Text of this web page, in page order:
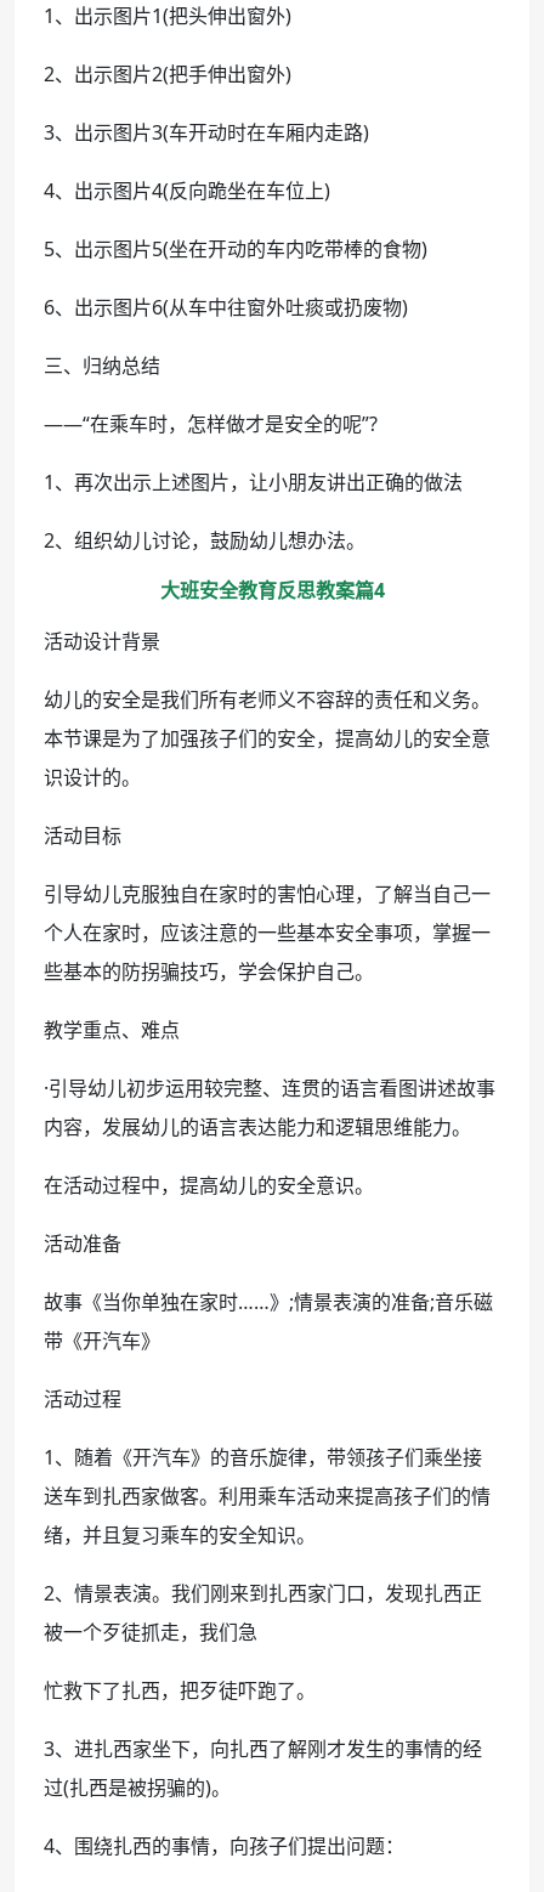
1、出示图片1(把头伸出窗外)
2、出示图片2(把手伸出窗外)
3、出示图片3(车开动时在车厢内走路)
4、出示图片4(反向跪坐在车位上)
5、出示图片5(坐在开动的车内吃带棒的食物)
6、出示图片6(从车中往窗外吐痰或扔废物)
三、归纳总结
——“在乘车时，怎样做才是安全的呢”?
1、再次出示上述图片，让小朋友讲出正确的做法
2、组织幼儿讨论，鼓励幼儿想办法。
大班安全教育反思教案篇4
活动设计背景
幼儿的安全是我们所有老师义不容辞的责任和义务。
本节课是为了加强孩子们的安全，提高幼儿的安全意
识设计的。
活动目标
引导幼儿克服独自在家时的害怕心理，了解当自己一
个人在家时，应该注意的一些基本安全事项，掌握一
些基本的防拐骗技巧，学会保护自己。
教学重点、难点
·引导幼儿初步运用较完整、连贯的语言看图讲述故事
内容，发展幼儿的语言表达能力和逻辑思维能力。
在活动过程中，提高幼儿的安全意识。
活动准备
故事《当你单独在家时……》;情景表演的准备;音乐磁
带《开汽车》
活动过程
1、随着《开汽车》的音乐旋律，带领孩子们乘坐接
送车到扎西家做客。利用乘车活动来提高孩子们的情
绪，并且复习乘车的安全知识。
2、情景表演。我们刚来到扎西家门口，发现扎西正
被一个歹徒抓走，我们急
忙救下了扎西，把歹徒吓跑了。
3、进扎西家坐下，向扎西了解刚才发生的事情的经
过(扎西是被拐骗的)。
4、围绕扎西的事情，向孩子们提出问题：